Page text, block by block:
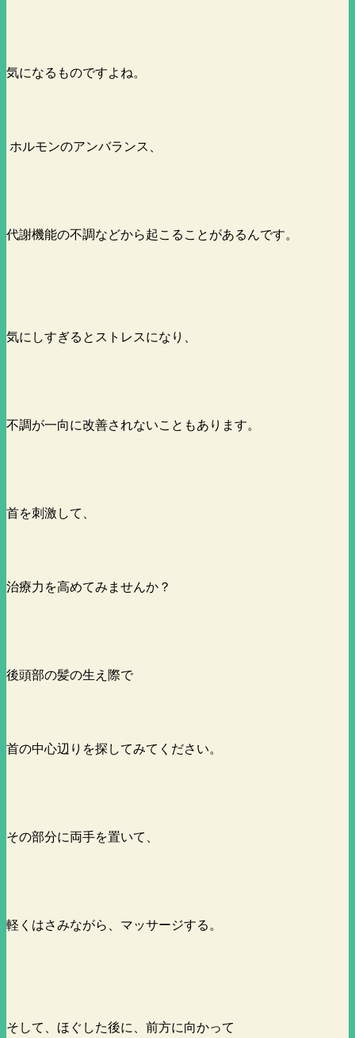
気になるものですよね。
ホルモンのアンバランス、
代謝機能の不調などから起こることがあるんです。
気にしすぎるとストレスになり、
不調が一向に改善されないこともあります。
首を刺激して、
治療力を高めてみませんか？
後頭部の髪の生え際で
首の中心辺りを探してみてください。
その部分に両手を置いて、
軽くはさみながら、マッサージする。
そして、ほぐした後に、前方に向かって